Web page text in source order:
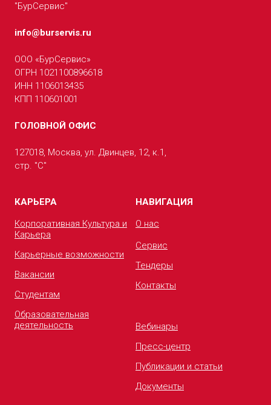
"БурСервис"
info@burservis.ru
ООО «БурСервис»
ОГРН 1021100896618
ИНН 1106013435
КПП 110601001
ГОЛОВНОЙ ОФИС
127018, Москва, ул. Двинцев, 12, к.1,
стр. "С"
КАРЬЕРА
Корпоративная Культура и
Карьера
Карьерные возможности
Вакансии
Студентам
Образовательная
деятельность
НАВИГАЦИЯ
О нас
Сервис
Тендеры
Контакты
Вебинары
Пресс-центр
Публикации и статьи
Документы